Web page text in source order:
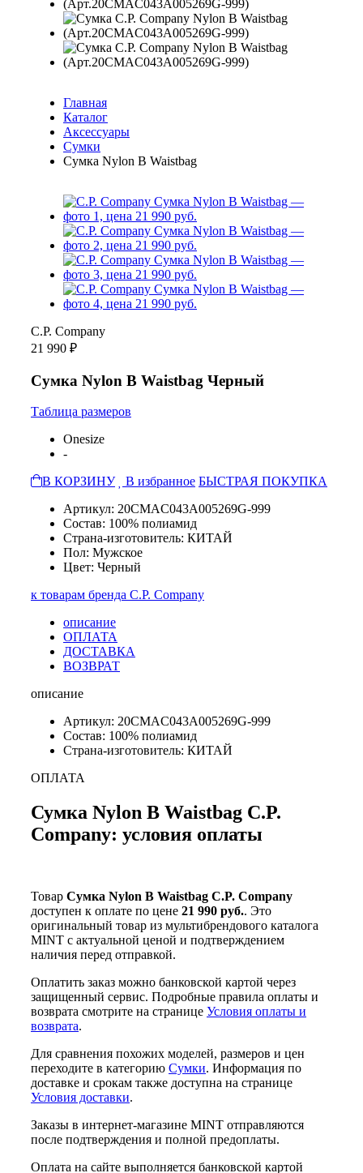
Главная
Каталог
Аксессуары
Сумки
Сумка Nylon B Waistbag
C.P. Company
21 990 ₽
Сумка Nylon B Waistbag Черный
Таблица размеров
Onesize
-
В КОРЗИНУ
В избранное БЫСТРАЯ ПОКУПКА
Артикул: 20CMAC043A005269G-999
Состав: 100% полиамид
Страна-изготовитель: КИТАЙ
Пол: Мужское
Цвет: Черный
к товарам бренда C.P. Company
описание
ОПЛАТА
ДОСТАВКА
ВОЗВРАТ
описание
Артикул: 20CMAC043A005269G-999
Состав: 100% полиамид
Страна-изготовитель: КИТАЙ
ОПЛАТА
Сумка Nylon B Waistbag C.P.
Company: условия оплаты
Товар Сумка Nylon B Waistbag C.P. Company
доступен к оплате по цене 21 990 руб.. Это
оригинальный товар из мультибрендового каталога
MINT с актуальной ценой и подтверждением
наличия перед отправкой.
Оплатить заказ можно банковской картой через
защищенный сервис. Подробные правила оплаты и
возврата смотрите на странице Условия оплаты и
возврата.
Для сравнения похожих моделей, размеров и цен
переходите в категорию Сумки. Информация по
доставке и срокам также доступна на странице
Условия доставки.
Заказы в интернет-магазине MINT отправляются
после подтверждения и полной предоплаты.
Оплата на сайте выполняется банковской картой